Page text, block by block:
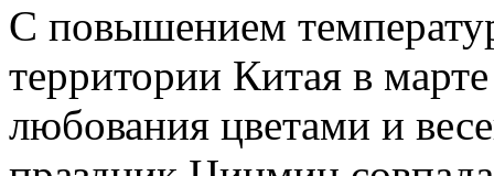
С повышением
территории Китая в
любования цветами и